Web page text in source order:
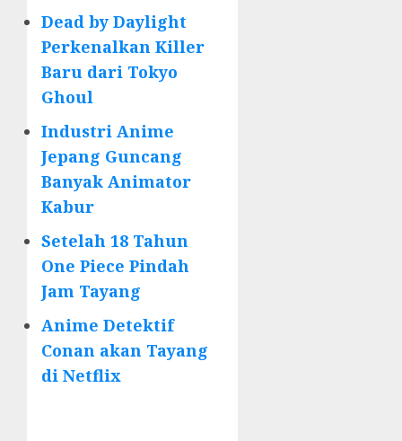
Dead by Daylight
Perkenalkan Killer
Baru dari Tokyo
Ghoul
Industri Anime
Jepang Guncang
Banyak Animator
Kabur
Setelah 18 Tahun
One Piece Pindah
Jam Tayang
Anime Detektif
Conan akan Tayang
di Netflix